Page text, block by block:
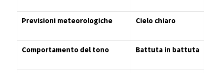
Previsioni meteorologiche Cielo chiaro
Comportamento del tono Battuta in battuta